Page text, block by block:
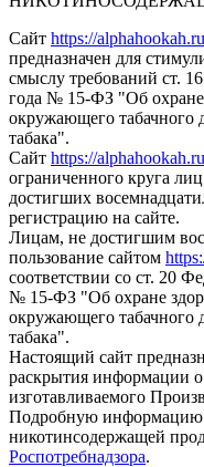
Сайт https://
предназначен для
смыслу требований ст.
года № 15-ФЗ "Об охране
окружающего табачного
табака".
Сайт https://
ограниченного круга
достигших
регистрацию на сайте.
Лицам, не достигшим
пользование сайтом
соответствии со ст. 20
№ 15-ФЗ "Об охране
окружающего табачного
табака".
Настоящий сайт
раскрытия информации о
изготавливаемого
Подробную информацию
никотинсодержащей
Роспотребнадзора.